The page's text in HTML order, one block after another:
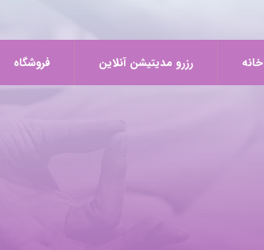
خانه رزرو مدیتیشن آنلاین فروشگاه